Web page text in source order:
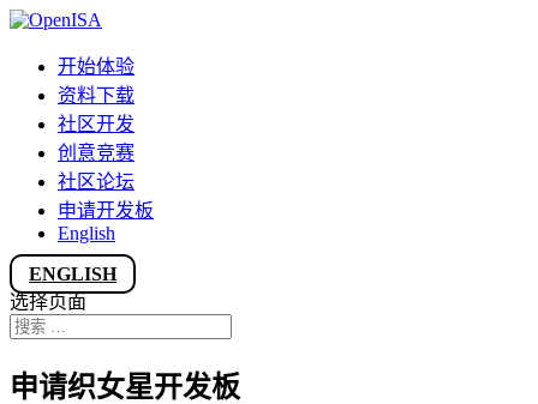
开始体验
资料下载
社区开发
创意竞赛
社区论坛
申请开发板
English
ENGLISH
选择页面
申请织女星开发板